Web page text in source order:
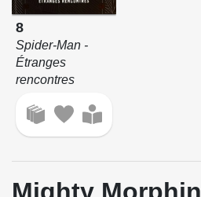
8
Spider-Man -
Étranges
rencontres
Mighty Morphin